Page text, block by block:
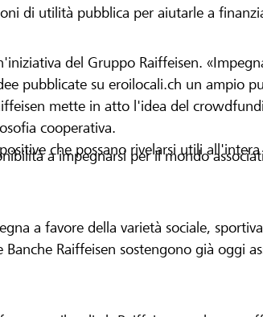
di utilità pubblica per aiutarle a
del Gruppo Raiffeisen.
pubblicate su eroilocali.ch un ampio
mette in atto l'idea del
cooperativa.
che possano rivelarsi utili
a impegnarsi per il mondo
a favore della varietà sociale,
Banche Raiffeisen sostengono già oggi